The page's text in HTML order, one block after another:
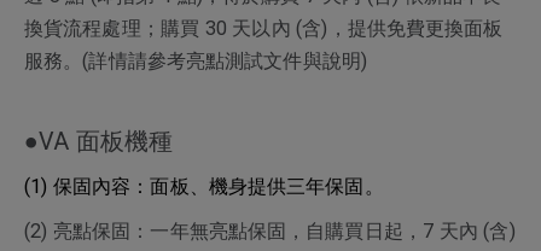
換貨流程處理；購買 30 天以內 (含)，提供免費更換面板
服務。(詳情請參考亮點測試文件與說明)
●VA 面板機種
(1) 保固內容：面板、機身提供三年保固。
(2) 亮點保固：一年無亮點保固，自購買日起，7 天內 (含)